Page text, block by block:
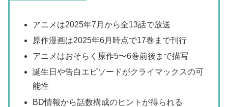
アニメは2025年7月から全13話で放送
原作漫画は2025年6月時点で17巻まで刊行
アニメはおそらく原作5〜6巻前後まで描写
誕生日や告白エピソードがクライマックスの可
能性
BD情報から話数構成のヒントが得られる